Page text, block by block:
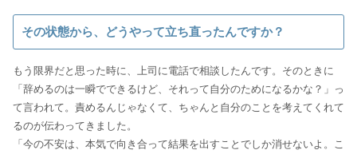
その状態から、どうやって立ち直ったんですか？
もう限界だと思った時に、上司に電話で相談したんです。そのときに
「辞めるのは一瞬でできるけど、それって自分のためになるかな？」っ
て言われて。責めるんじゃなくて、ちゃんと自分のことを考えてくれて
るのが伝わってきました。
「今の不安は、本気で向き合って結果を出すことでしか消せないよ。こ